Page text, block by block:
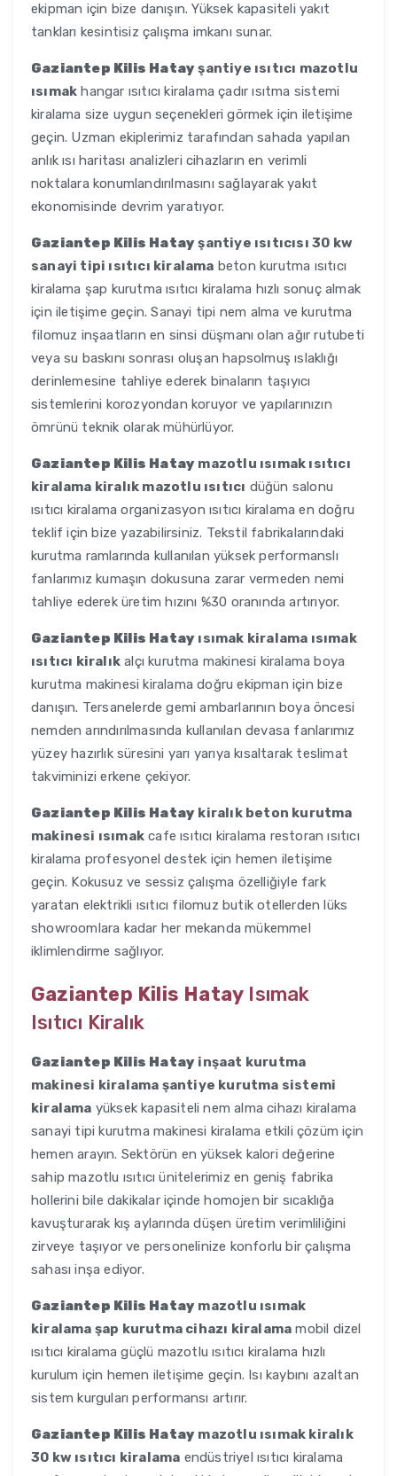
ekipman için bize danışın. Yüksek kapasiteli yakıt
tankları kesintisiz çalışma imkanı sunar.
Gaziantep Kilis Hatayşantiye ısıtıcı mazotlu
ısımak hangar ısıtıcı kiralama çadır ısıtma sistemi
kiralama size uygun seçenekleri görmek için iletişime
geçin. Uzman ekiplerimiz tarafından sahada yapılan
anlık ısı haritası analizleri cihazların en verimli
noktalara konumlandırılmasını sağlayarak yakıt
ekonomisinde devrim yaratıyor.
Gaziantep Kilis Hatayşantiye ısıtıcısı 30 kw
sanayi tipi ısıtıcı kiralama beton kurutma ısıtıcı
kiralama şap kurutma ısıtıcı kiralama hızlı sonuç almak
için iletişime geçin. Sanayi tipi nem alma ve kurutma
filomuz inşaatların en sinsi düşmanı olan ağır rutubeti
veya su baskını sonrası oluşan hapsolmuş ıslaklığı
derinlemesine tahliye ederek binaların taşıyıcı
sistemlerini korozyondan koruyor ve yapılarınızın
ömrünü teknik olarak mühürlüyor.
Gaziantep Kilis Hatay mazotlu ısımak ısıtıcı
kiralama kiralık mazotlu ısıtıcı düğün salonu
ısıtıcı kiralama organizasyon ısıtıcı kiralama en doğru
teklif için bize yazabilirsiniz. Tekstil fabrikalarındaki
kurutma ramlarında kullanılan yüksek performanslı
fanlarımız kumaşın dokusuna zarar vermeden nemi
tahliye ederek üretim hızını %30 oranında artırıyor.
Gaziantep Kilis Hatay ısımak kiralama ısımak
ısıtıcı kiralık alçı kurutma makinesi kiralama boya
kurutma makinesi kiralama doğru ekipman için bize
danışın. Tersanelerde gemi ambarlarının boya öncesi
nemden arındırılmasında kullanılan devasa fanlarımız
yüzey hazırlık süresini yarı yarıya kısaltarak teslimat
takviminizi erkene çekiyor.
Gaziantep Kilis Hatay kiralık beton kurutma
makinesi ısımak cafe ısıtıcı kiralama restoran ısıtıcı
kiralama profesyonel destek için hemen iletişime
geçin. Kokusuz ve sessiz çalışma özelliğiyle fark
yaratan elektrikli ısıtıcı filomuz butik otellerden lüks
showroomlara kadar her mekanda mükemmel
iklimlendirme sağlıyor.
Gaziantep Kilis Hatay Isımak
Isıtıcı Kiralık
Gaziantep Kilis Hatay inşaat kurutma
makinesi kiralama şantiye kurutma sistemi
kiralama yüksek kapasiteli nem alma cihazı kiralama
sanayi tipi kurutma makinesi kiralama etkili çözüm için
hemen arayın. Sektörün en yüksek kalori değerine
sahip mazotlu ısıtıcı ünitelerimiz en geniş fabrika
hollerini bile dakikalar içinde homojen bir sıcaklığa
kavuşturarak kış aylarında düşen üretim verimliliğini
zirveye taşıyor ve personelinize konforlu bir çalışma
sahası inşa ediyor.
Gaziantep Kilis Hatay mazotlu ısımak
kiralama şap kurutma cihazı kiralama mobil dizel
ısıtıcı kiralama güçlü mazotlu ısıtıcı kiralama hızlı
kurulum için hemen iletişime geçin. Isı kaybını azaltan
sistem kurguları performansı artırır.
Gaziantep Kilis Hatay mazotlu ısımak kiralık
30 kw ısıtıcı kiralama endüstriyel ısıtıcı kiralama